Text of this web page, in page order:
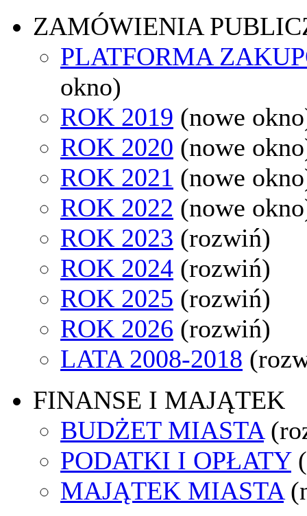
ZAMÓWIENIA
PLATFORMA
okno)
ROK 2019 (nowe
ROK 2020 (nowe
ROK 2021 (nowe
ROK 2022 (nowe
ROK 2023 (rozwiń)
ROK 2024 (rozwiń)
ROK 2025 (rozwiń)
ROK 2026 (rozwiń)
LATA 2008-2018
FINANSE I MAJĄTEK
BUDŻET MIASTA
PODATKI I OPŁATY
MAJĄTEK MIASTA